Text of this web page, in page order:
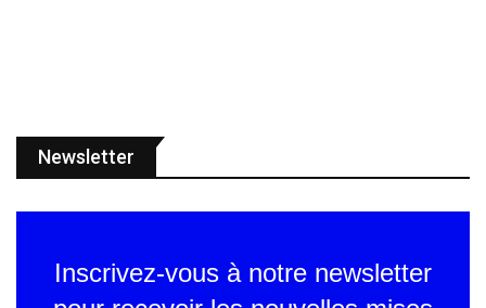
Newsletter
Inscrivez-vous à notre newsletter